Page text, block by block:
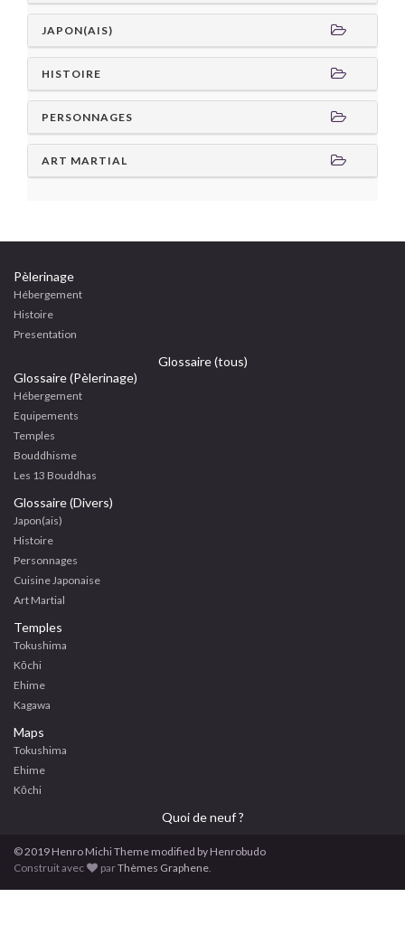
JAPON(AIS)
HISTOIRE
PERSONNAGES
ART MARTIAL
Pèlerinage
Hébergement
Histoire
Presentation
Glossaire (tous)
Glossaire (Pèlerinage)
Hébergement
Equipements
Temples
Bouddhisme
Les 13 Bouddhas
Glossaire (Divers)
Japon(ais)
Histoire
Personnages
Cuisine Japonaise
Art Martial
Temples
Tokushima
Kōchi
Ehime
Kagawa
Maps
Tokushima
Ehime
Kōchi
Quoi de neuf ?
© 2019 Henro MichiTheme modified by Henrobudo
Construit avec
parThèmes Graphene.